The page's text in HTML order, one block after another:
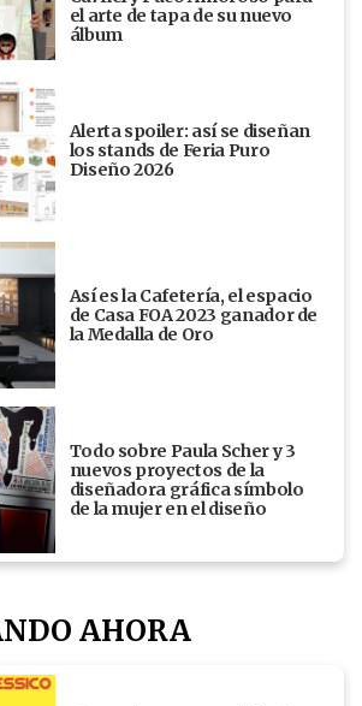
el arte de tapa de su nuevo
álbum
Alerta spoiler: así se diseñan
los stands de Feria Puro
Diseño 2026
Así es la Cafetería, el espacio
de Casa FOA 2023 ganador de
la Medalla de Oro
Todo sobre Paula Scher y 3
nuevos proyectos de la
diseñadora gráfica símbolo
de la mujer en el diseño
AHORA